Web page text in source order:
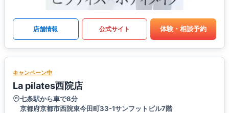
店舗情報 公式サイト 体験・相談予約
キャンペーン中
La pilates西院店
七条駅から車で8分
京都府京都市西院東今田町33-1サンフットビル7階